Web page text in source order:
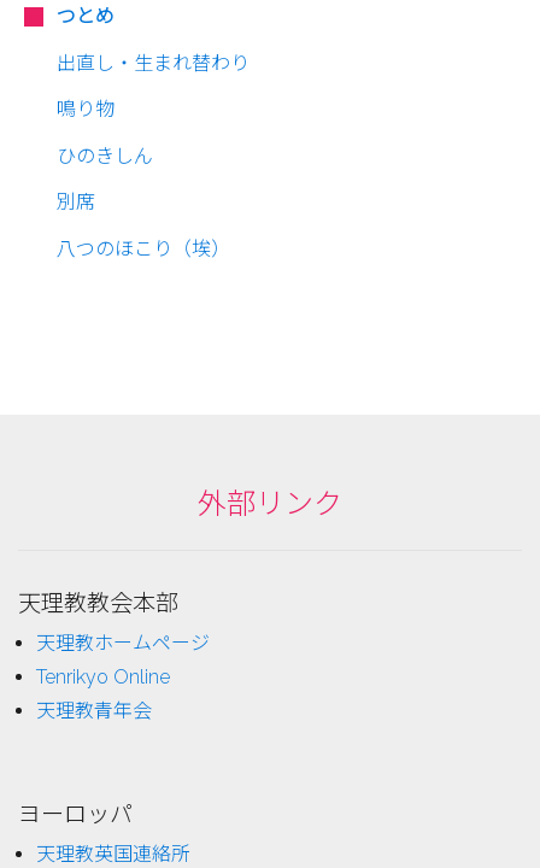
つとめ
出直し・生まれ替わり
鳴り物
ひのきしん
別席
八つのほこり（埃）
外部リンク
天理教教会本部
天理教ホームページ
Tenrikyo Online
天理教青年会
ヨーロッパ
天理教英国連絡所